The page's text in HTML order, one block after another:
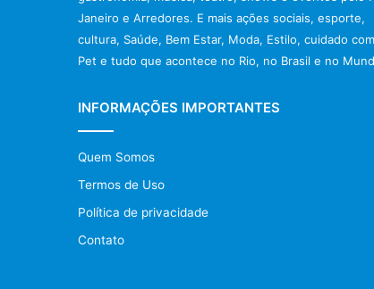
Janeiro e Arredores. E mais ações sociais, esporte,
cultura, Saúde, Bem Estar, Moda, Estilo, cuidado
Pet e tudo que acontece no Rio, no Brasil e no
INFORMAÇÕES IMPORTANTES
Quem Somos
Termos de Uso
Política de privacidade
Contato